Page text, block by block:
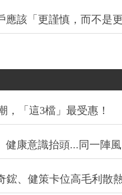
該「更謹慎，而不是更
，「這3檔」最受惠！
康意識抬頭...同一陣
鋐、健策卡位高毛利散